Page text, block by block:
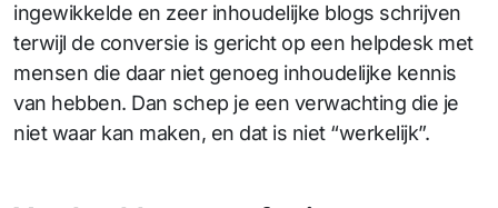
ingewikkelde en zeer inhoudelijke blogs schrijven
terwijl de conversie is gericht op een helpdesk met
mensen die daar niet genoeg inhoudelijke kennis
van hebben. Dan schep je een verwachting die je
niet waar kan maken, en dat is niet “werkelijk”.